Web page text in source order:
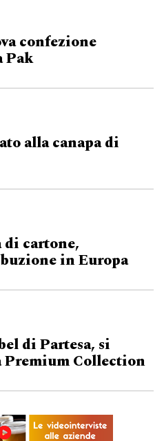
confezione
Pak
alla canapa di
cartone,
in Europa
di Partesa, si
Premium Collection